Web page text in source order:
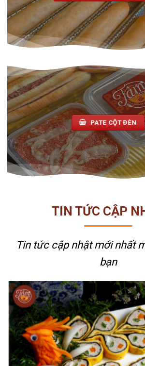
PATE CỘT ĐÈN
TIN TỨC CẬP
Tin tức cập nhật mới nhất
bạn